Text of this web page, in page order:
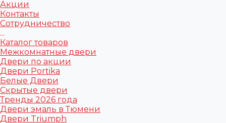
Акции
Контакты
Сотрудничество
...
Каталог товаров
Межкомнатные двери
Двери по акции
Двери Portika
Белые Двери
Скрытые двери
Тренды 2026 года
Двери эмаль в Тюмени
Двери Triumph